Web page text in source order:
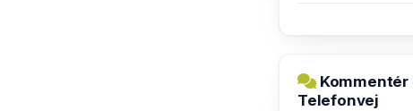
Kommentér
Telefonvej